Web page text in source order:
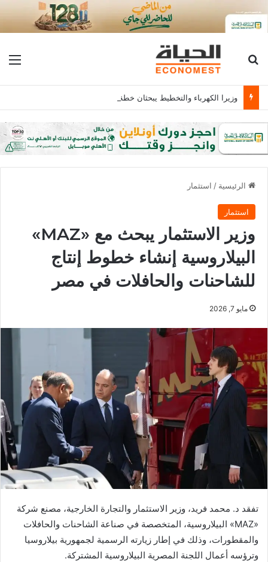
بحث عن
الرئيسية / استثمار
استثمار
وزير الاستثمار يبحث مع «MAZ»
البيلاروسية إنشاء خطوط إنتاج
للشاحنات والحافلات في مصر
مايو 7, 2026
تفقد د. محمد فريد، وزير الاستثمار والتجارة الخارجية، مصنع شركة
«MAZ» البيلاروسية، المتخصصة في صناعة الشاحنات والحافلات
والمقطورات، وذلك في إطار زيارته الرسمية لجمهورية بيلاروسيا
وترؤسه أعمال اللجنة المصرية البيلاروسية المشتركة.